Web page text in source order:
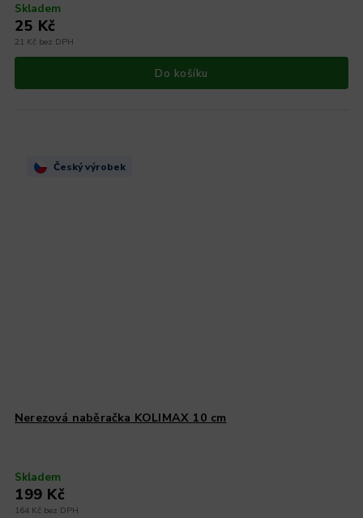
Skladem
21 Kč bez DPH
25 Kč
Do košíku
Český výrobek
Nerezová naběračka KOLIMAX 10 cm
Skladem
164 Kč bez DPH
199 Kč